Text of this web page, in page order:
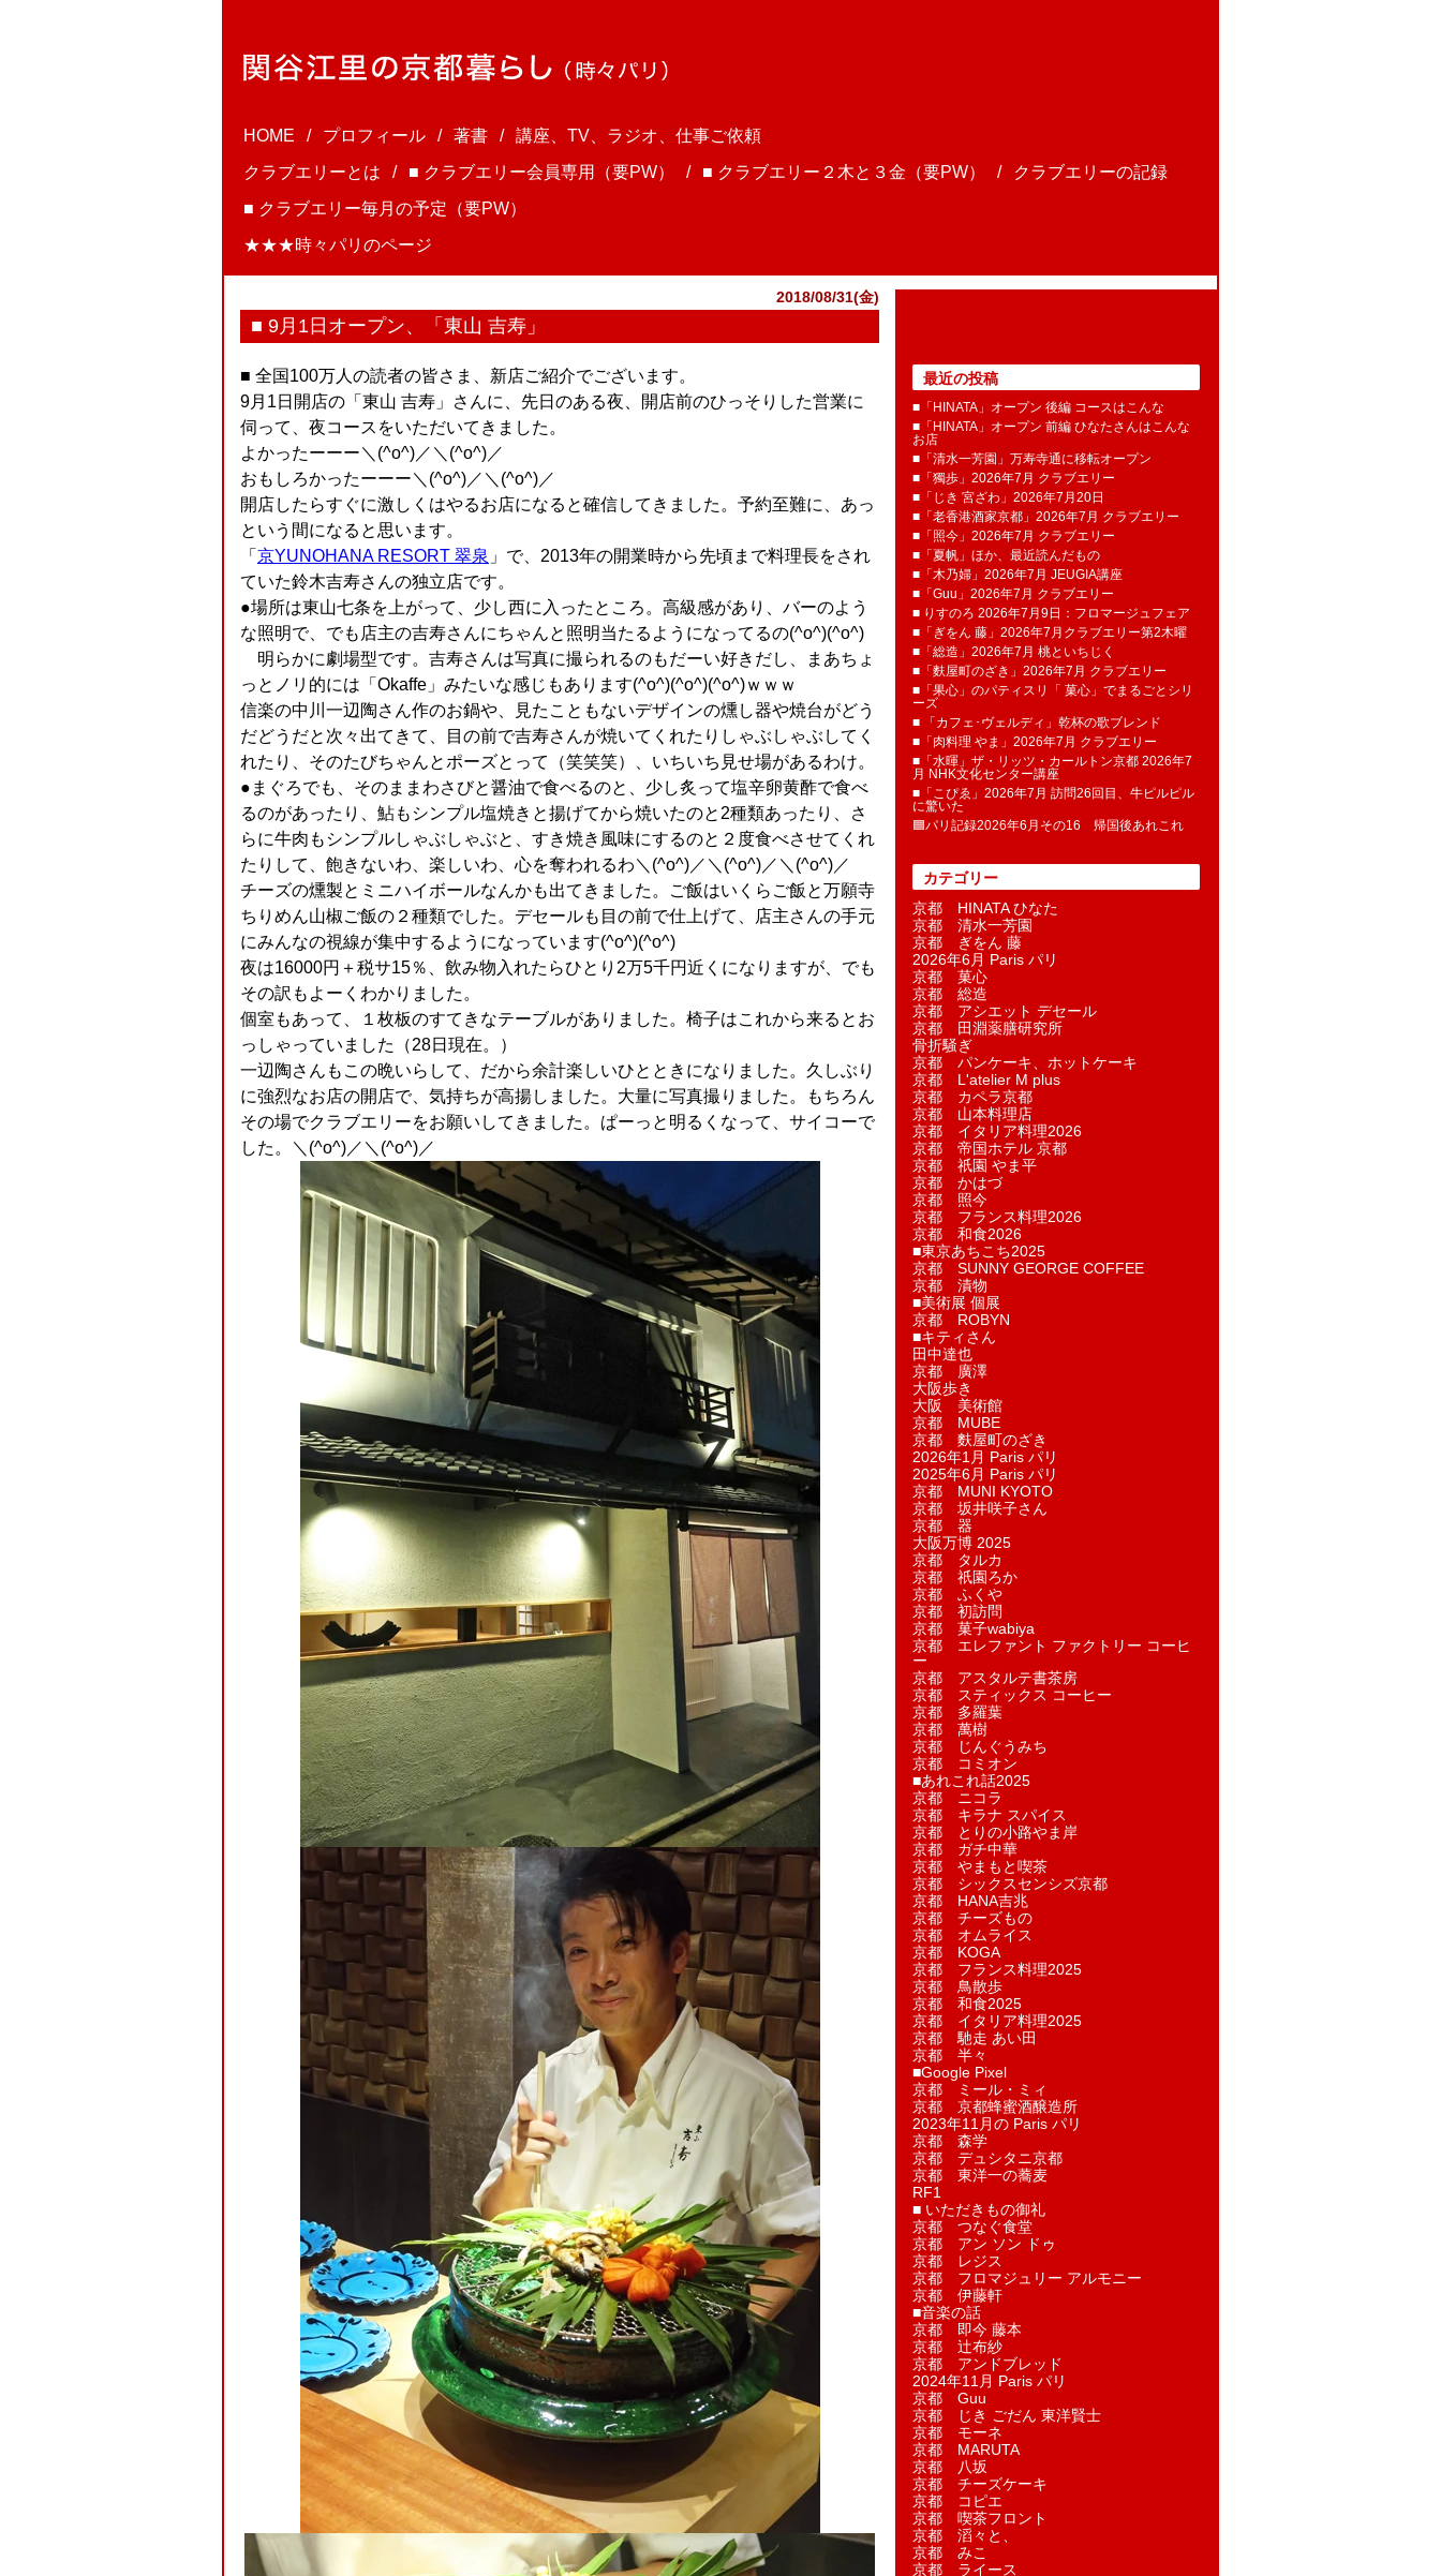
HOME プロフィール 著書
講座、TV、ラジオ、仕事ご依頼
クラブエリーとは
■ クラブエリー会員専用（要PW） ■ クラブエリー２木と３金（要PW）
クラブエリーの記録
■ クラブエリー毎月の予定（要PW）
★★★時々パリのページ
2018/08/31(金)
■ 9月1日オープン、「東山 吉寿」
■ 全国100万人の読者の皆さま、新店ご紹介でございます。
9月1日開店の「東山 吉寿」さんに、先日のある夜、開店前のひっそりした営業に
伺って、夜コースをいただいてきました。
よかったーーー＼(^o^)／＼(^o^)／
おもしろかったーーー＼(^o^)／＼(^o^)／
開店したらすぐに激しくはやるお店になると確信してきました。予約至難に、あっ
という間になると思います。
「 京YUNOHANA RESORT 翠泉 」で、2013年の開業時から先頃まで料理長をされ
ていた鈴木吉寿さんの独立店です。
●場所は東山七条を上がって、少し西に入ったところ。高級感があり、バーのよう
な照明で、でも店主の吉寿さんにちゃんと照明当たるようになってるの(^o^)(^o^)
明らかに劇場型です。吉寿さんは写真に撮られるのもだーい好きだし、まあちょ
っとノリ的には「Okaffe」みたいな感じもあります(^o^)(^o^)(^o^)ｗｗｗ
信楽の中川一辺陶さん作のお鍋や、見たこともないデザインの燻し器や焼台がどう
だどうだと次々出てきて、目の前で吉寿さんが焼いてくれたりしゃぶしゃぶしてく
れたり、そのたびちゃんとポーズとって（笑笑笑）、いちいち見せ場があるわけ。
●まぐろでも、そのままわさびと醤油で食べるのと、少し炙って塩辛卵黄酢で食べ
るのがあったり、鮎もシンプル塩焼きと揚げてから焼いたのと2種類あったり、さ
らに牛肉もシンプルしゃぶしゃぶと、すき焼き風味にするのと２度食べさせてくれ
たりして、飽きないわ、楽しいわ、心を奪われるわ＼(^o^)／＼(^o^)／＼(^o^)／
チーズの燻製とミニハイボールなんかも出てきました。ご飯はいくらご飯と万願寺
ちりめん山椒ご飯の２種類でした。デセールも目の前で仕上げて、店主さんの手元
にみんなの視線が集中するようになっています(^o^)(^o^)
夜は16000円＋税サ15％、飲み物入れたらひとり2万5千円近くになりますが、でも
その訳もよーくわかりました。
個室もあって、１枚板のすてきなテーブルがありました。椅子はこれから来るとお
っしゃっていました（28日現在。）
一辺陶さんもこの晩いらして、だから余計楽しいひとときになりました。久しぶり
に強烈なお店の開店で、気持ちが高揚しました。大量に写真撮りました。もちろん
その場でクラブエリーをお願いしてきました。ぱーっと明るくなって、サイコーで
した。＼(^o^)／＼(^o^)／
最近の投稿
■「HINATA」オープン 後編 コースはこんな
■「HINATA」オープン 前編 ひなたさんはこんな
お店
■「清水一芳園」万寿寺通に移転オープン
■「獨歩」2026年7月 クラブエリー
■「じき 宮ざわ」2026年7月20日
■「老香港酒家京都」2026年7月 クラブエリー
■「照今」2026年7月 クラブエリー
■「夏帆」ほか、最近読んだもの
■「木乃婦」2026年7月 JEUGIA講座
■「Guu」2026年7月 クラブエリー
■ りすのろ 2026年7月9日：フロマージュフェア
■「ぎをん 藤」2026年7月クラブエリー第2木曜
■「総造」2026年7月 桃といちじく
■「麩屋町のざき」2026年7月 クラブエリー
■「果心」のパティスリ「 菓​心」でまるごとシリ
ーズ
■ 「カフェ･ヴェルディ」乾杯の歌ブレンド
■「肉料理 やま」2026年7月 クラブエリー
■「水暉」ザ・リッツ・カールトン京都 2026年7
月 NHK文化センター講座
■「こぴゑ」2026年7月 訪問26回目、牛ピルピル
に驚いた
🟦パリ記録2026年6月その16 帰国後あれこれ
カテゴリー
京都 HINATA ひなた
京都 清水一芳園
京都 ぎをん 藤
2026年6月 Paris パリ
京都 菓​心
京都 総造
京都 アシエット デセール
京都 田淵薬膳研究所
骨折騒ぎ
京都 パンケーキ、ホットケーキ
京都 L'atelier M plus
京都 カペラ京都
京都 山本料理店
京都 イタリア料理2026
京都 帝国ホテル 京都
京都 祇園 やま平
京都 かはづ
京都 照今
京都 フランス料理2026
京都 和食2026
■東京あちこち2025
京都 SUNNY GEORGE COFFEE
京都 漬物
■美術展 個展
京都 ROBYN
■キティさん
田中達也
京都 廣澤
大阪歩き
大阪 美術館
京都 MUBE
京都 麩屋町のざき
2026年1月 Paris パリ
2025年6月 Paris パリ
京都 MUNI KYOTO
京都 坂井咲子さん
京都 器
大阪万博 2025
京都 タルカ
京都 祇園ろか
京都 ふくや
京都 初訪問
京都 菓子wabiya
京都 エレファント ファクトリー コーヒ
ー
京都 アスタルテ書茶房
京都 スティックス コーヒー
京都 多羅葉
京都 萬樹
京都 じんぐうみち
京都 コミオン
■あれこれ話2025
京都 ニコラ
京都 キラナ スパイス
京都 とりの小路やま岸
京都 ガチ中華
京都 やまもと喫茶
京都 シックスセンシズ京都
京都 HANA吉兆
京都 チーズもの
京都 オムライス
京都 KOGA
京都 フランス料理2025
京都 鳥散歩
京都 和食2025
京都 イタリア料理2025
京都 馳走 あい田
京都 半々
■Google Pixel
京都 ミール・ミィ
京都 京都蜂蜜酒醸造所
2023年11月の Paris パリ
京都 森学
京都 デュシタニ京都
京都 東洋一の蕎麦
RF1
■ いただきもの御礼
京都 つなぐ食堂
京都 アン ソン ドゥ
京都 レジス
京都 フロマジュリー アルモニー
京都 伊藤軒
■音楽の話
京都 即今 藤本
京都 辻布紗
京都 アンドブレッド
2024年11月 Paris パリ
京都 Guu
京都 じき ごだん 東洋賢士
京都 モーネ
京都 MARUTA
京都 八坂
京都 チーズケーキ
京都 コピエ
京都 喫茶フロント
京都 滔々と、
京都 みこ
京都 ライース